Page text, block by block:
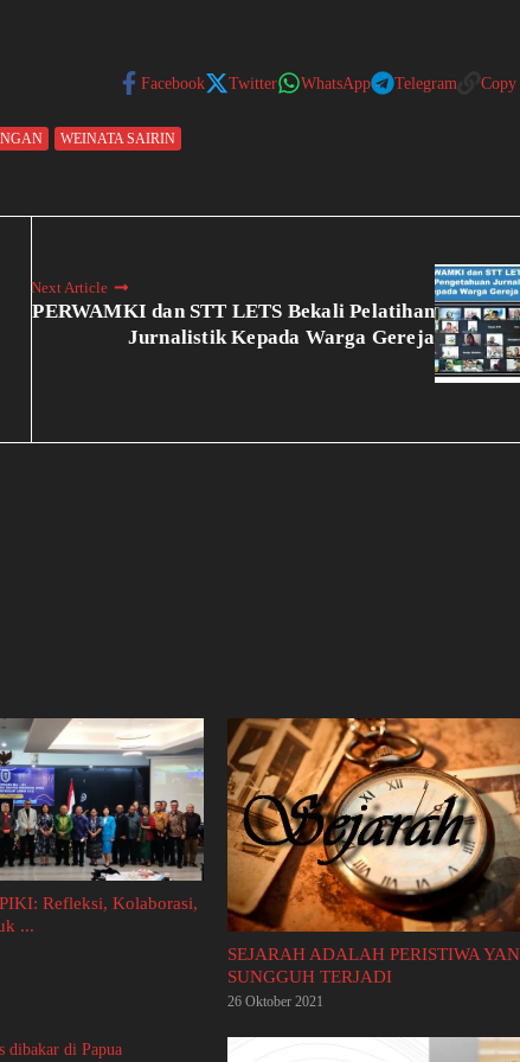
Facebook Twitter WhatsApp Telegram
WEINATA SAIRIN
Next Article
PERWAMKI dan STT LETS Bekali Pelatihan
Jurnalistik Kepada Warga Gereja
Refleksi, Kolaborasi,
...
SEJARAH ADALAH PERISTIWA
SUNGGUH TERJADI
26 Oktober 2021